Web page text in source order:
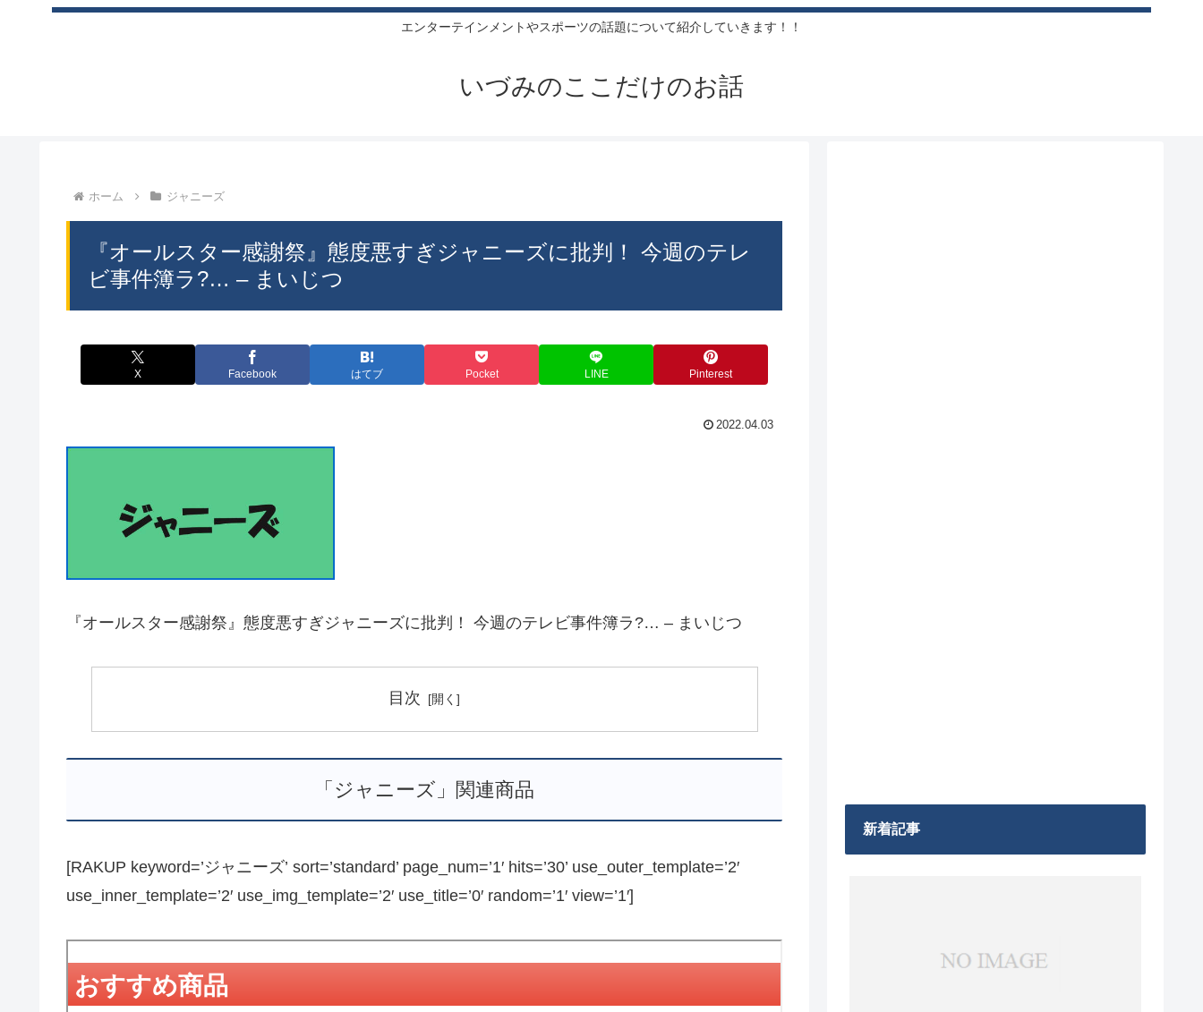
エンターテインメントやスポーツの話題について紹介していきます！！
いづみのここだけのお話
ホーム ジャニーズ
『オールスター感謝祭』態度悪すぎジャニーズに批判！ 今週のテレ
ビ事件簿ラ?… – まいじつ
X Facebook はてブ Pocket LINE Pinterest
2022.04.03
『オールスター感謝祭』態度悪すぎジャニーズに批判！ 今週のテレビ事件簿ラ?… – まいじつ
目次
「ジャニーズ」関連商品
[RAKUP keyword=’ジャニーズ’ sort=’standard’ page_num=’1′ hits=’30’ use_outer_template=’2′
use_inner_template=’2′ use_img_template=’2′ use_title=’0′ random=’1′ view=’1′]
新着記事